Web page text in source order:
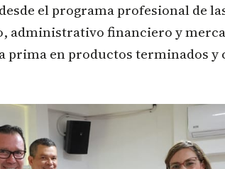
el programa profesional de
administrativo financiero y
prima en productos terminados y